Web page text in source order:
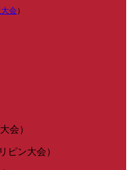
会 ）
会）
ピン大会）